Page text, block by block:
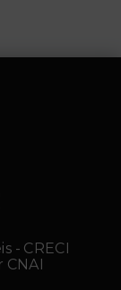
- CRECI
CNAI